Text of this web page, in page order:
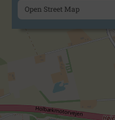
Open Street Map